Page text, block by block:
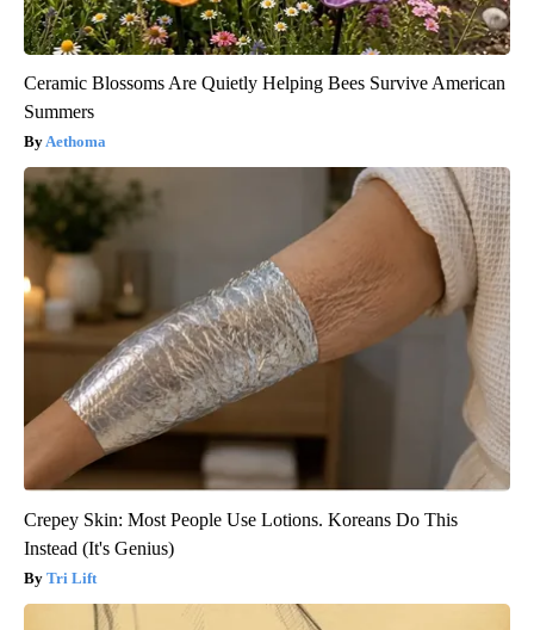
Ceramic Blossoms Are Quietly Helping Bees Survive American
Summers
Aethoma
Crepey Skin: Most People Use Lotions. Koreans Do This
Instead (It's Genius)
Tri Lift